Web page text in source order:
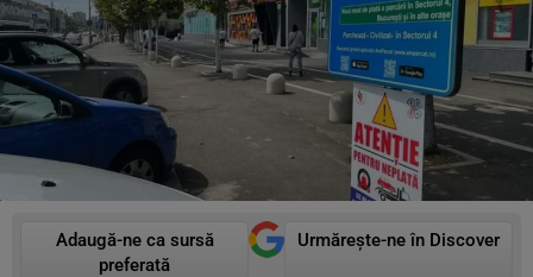
Adaugă-ne ca sursă
preferată
Urmărește-ne în Discover